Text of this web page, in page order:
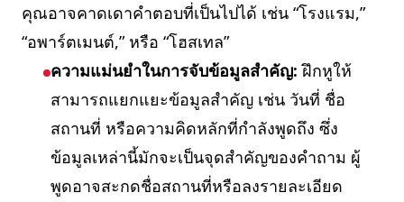
คุณอาจคาดเดาคำตอบที่เป็นไปได้ เช่น “โรงแรม,”
“อพาร์ตเมนต์,” หรือ “โฮสเทล”
ความแม่นยำในการจับข้อมูลสำคัญ:ฝึกหูให้
สามารถแยกแยะข้อมูลสำคัญ เช่น วันที่ ชื่อ
สถานที่ หรือความคิดหลักที่กำลังพูดถึง ซึ่ง
ข้อมูลเหล่านี้มักจะเป็นจุดสำคัญของคำถาม ผู้
พูดอาจสะกดชื่อสถานที่หรือลงรายละเอียด